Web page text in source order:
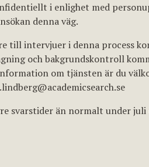
i enlighet med
denna väg.
till intervjuer i denna process
och bakgrundskontroll
om tjänsten är du
svarstider än normalt under juli